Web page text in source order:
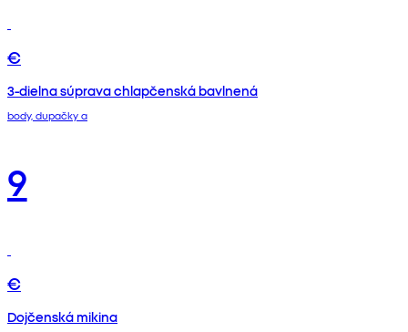
€
3-dielna súprava chlapčenská bavlnená
body, dupačky a
9
€
Dojčenská mikina